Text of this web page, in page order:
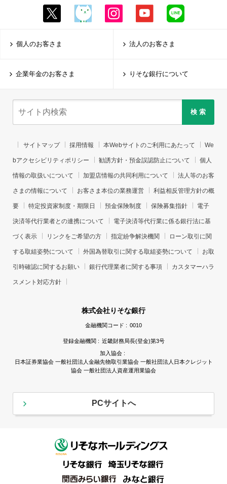
個人のお客さま 法人のお客さま
企業年金のお客さま りそな銀行について
検 索
サイトマップ 採用情報 本Webサイトのご利用にあたって We
bアクセシビリティポリシー 勧誘方針・預金誤認防止について 個人
情報の取扱いについて 加盟店情報の共同利用について 法人等のお客
さまの情報について お客さま本位の業務運営 利益相反管理方針の概
要 特定投資家制度・期限日 預金保険制度 保険募集指針 電子
決済等代行業者との連携について 電子決済等代行業に係る銀行法に基
づく表示 リンクをご希望の方 指定紛争解決機関 ローン取引に関
する取組姿勢について 外国為替取引に関する取組姿勢について お取
引時確認に関するお願い 銀行代理業者に関する事項 カスタマーハラ
スメント対応方針
株式会社りそな銀行
金融機関コード : 0010
登録金融機関 : 近畿財務局長(登金)第3号
加入協会 :
日本証券業協会 一般社団法人金融先物取引業協会 一般社団法人日本クレジット
協会 一般社団法人資産運用業協会
PCサイトへ